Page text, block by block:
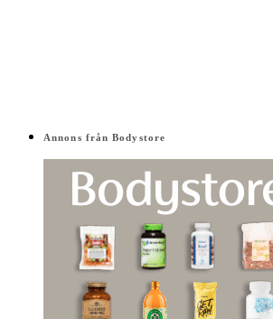
Annons från Bodystore